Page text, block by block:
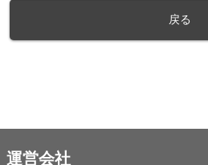
戻る
運営会社